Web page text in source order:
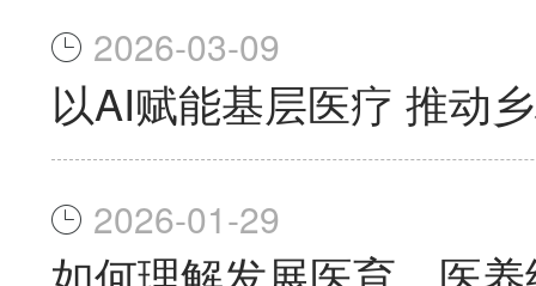
2026-03-09
以AI赋能基层医疗 推动
2026-01-29